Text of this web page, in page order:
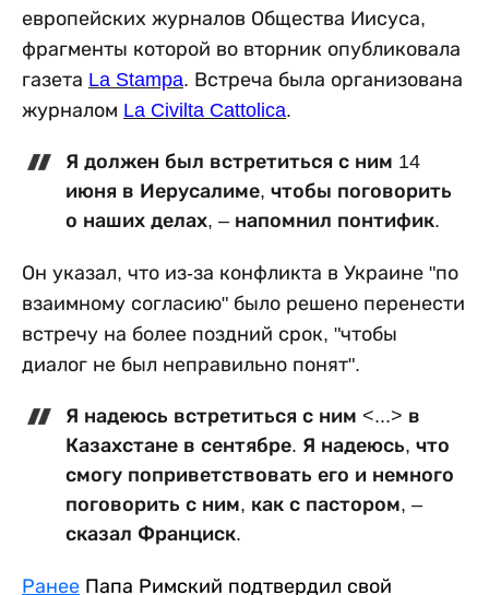
европейских журналов Общества Иисуса,
фрагменты которой во вторник опубликовала
газета La Stampa. Встреча была организована
журналом La Civilta Cattolica.
Я должен был встретиться с ним 14
июня в Иерусалиме, чтобы поговорить
о наших делах, – напомнил понтифик.
Он указал, что из-за конфликта в Украине "по
взаимному согласию" было решено перенести
встречу на более поздний срок, "чтобы
диалог не был неправильно понят".
Я надеюсь встретиться с ним <...> в
Казахстане в сентябре. Я надеюсь, что
смогу поприветствовать его и немного
поговорить с ним, как с пастором, –
сказал Франциск.
Ранее Папа Римский подтвердил свой